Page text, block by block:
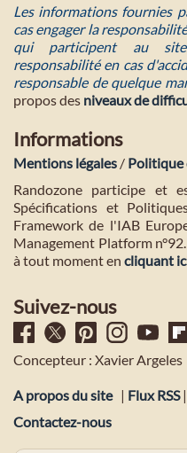
Les informations fournies
cas engager la
qui participent au
responsabilité en cas
responsable de quelque
propos des niveaux de
Informations
Mentions légales / Politique
Randozone participe et
Spécifications et
Framework de l'IAB
Management Platform
à tout moment en cliquant
Suivez-nous
Concepteur : Xavier Argeles
A propos du site | Flux RSS|
Contactez-nous